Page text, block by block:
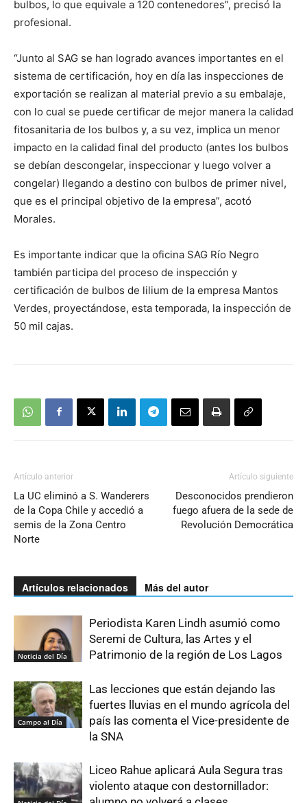
bulbos, lo que equivale a 120 contenedores”, precisó la
profesional.
“Junto al SAG se han logrado avances importantes en el
sistema de certificación, hoy en día las inspecciones de
exportación se realizan al material previo a su embalaje,
con lo cual se puede certificar de mejor manera la calidad
fitosanitaria de los bulbos y, a su vez, implica un menor
impacto en la calidad final del producto (antes los bulbos
se debían descongelar, inspeccionar y luego volver a
congelar) llegando a destino con bulbos de primer nivel,
que es el principal objetivo de la empresa”, acotó
Morales.
Es importante indicar que la oficina SAG Río Negro
también participa del proceso de inspección y
certificación de bulbos de lilium de la empresa Mantos
Verdes, proyectándose, esta temporada, la inspección de
50 mil cajas.
Artículo anterior
La UC eliminó a S. Wanderers
de la Copa Chile y accedió a
semis de la Zona Centro
Norte
Artículo siguiente
Desconocidos prendieron
fuego afuera de la sede de
Revolución Democrática
Artículos relacionados Más del autor
Noticia del Día
Periodista Karen Lindh asumió como
Seremi de Cultura, las Artes y el
Patrimonio de la región de Los Lagos
Campo al Día
Las lecciones que están dejando las
fuertes lluvias en el mundo agrícola del
país las comenta el Vice-presidente de
la SNA
Liceo Rahue aplicará Aula Segura tras
violento ataque con destornillador: